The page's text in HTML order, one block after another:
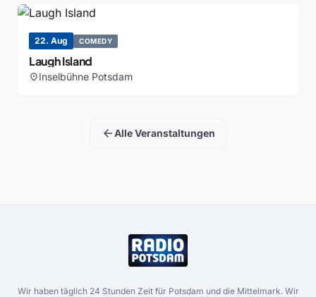
22. Aug COMEDY
Laugh Island
location_onInselbühne Potsdam
arrow_backAlle Veranstaltungen
Wir haben täglich 24 Stunden Zeit für Potsdam und die Mittelmark. Wir